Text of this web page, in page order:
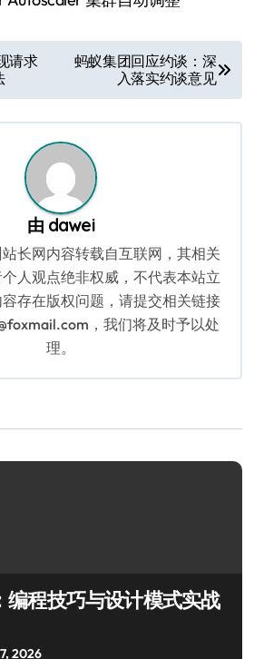
请求
蚂蚁集团回应约谈：深
入落实约谈意见
由 dawei
站长网内容转载自互联网，其相关
人观点绝非权威，不代表本站立
存在版权问题，请提交相关链接
，我们将及时予以处
理。
编程技巧与设计模式实战
2026